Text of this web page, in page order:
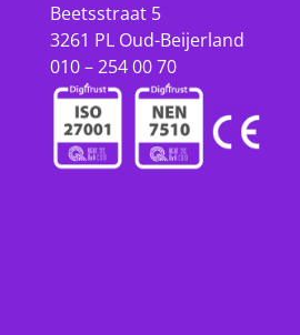
Beetsstraat 5
3261 PL Oud-Beijerland
010 – 254 00 70